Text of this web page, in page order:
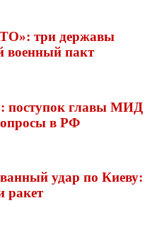
три державы
военный пакт
поступок главы МИД
в РФ
удар по Киеву:
ракет